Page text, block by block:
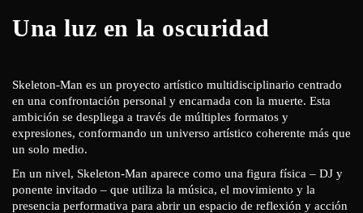
Una luz en la oscuridad
Skeleton-Man es un proyecto artístico multidisciplinario centrado
en una confrontación personal y encarnada con la muerte. Esta
ambición se despliega a través de múltiples formatos y
expresiones, conformando un universo artístico coherente más que
un solo medio.
En un nivel, Skeleton-Man aparece como una figura física – DJ y
ponente invitado – que utiliza la música, el movimiento y la
presencia performativa para abrir un espacio de reflexión y acción